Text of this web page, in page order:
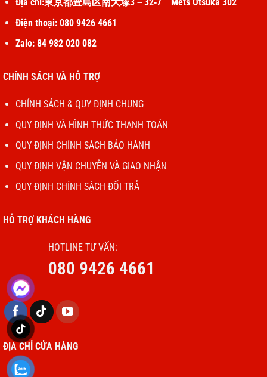
Điện thoại: 080 9426 4661
Zalo: 84 982 020 082
CHÍNH SÁCH VÀ HỖ TRỢ
CHÍNH SÁCH & QUY ĐỊNH CHUNG
QUY ĐỊNH VÀ HÌNH THỨC THANH TOÁN
QUY ĐỊNH CHÍNH SÁCH BẢO HÀNH
QUY ĐỊNH VẬN CHUYỄN VÀ GIAO NHẬN
QUY ĐỊNH CHÍNH SÁCH ĐỔI TRẢ
HỖ TRỢ KHÁCH HÀNG
HOTLINE TƯ VẤN:
080 9426 4661
ĐỊA CHỈ CỬA HÀNG